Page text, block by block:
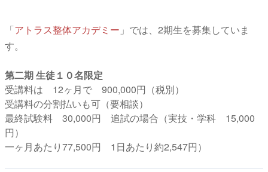
「アトラス整体アカデミー 」では、2期生を募集していま
す。
第二期 生徒１０名限定
受講料は 12ヶ月で 900,000円（税別）
受講料の分割払いも可（要相談）
最終試験料 30,000円 追試の場合（実技・学科 15,000
円）
一ヶ月あたり77,500円 1日あたり約2,547円）